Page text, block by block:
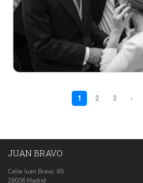
JUAN BRAVO
Calle Juan Bravo, 65
28006 Madrid